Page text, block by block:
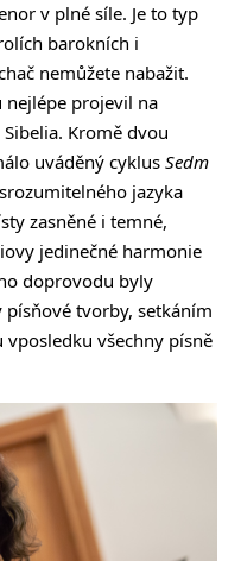
v plné síle. Je to typ
barokních i
nemůžete nabažit.
nejlépe projevil na
Sibelia. Kromě dvou
uváděný cyklus Sedm
jazyka
zasněné i temné,
jedinečné harmonie
doprovodu byly
tvorby, setkáním
všechny písně